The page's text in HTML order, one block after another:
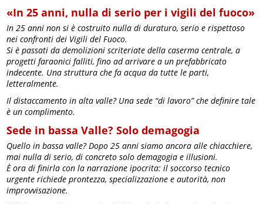
«In 25 anni, nulla di serio per i vigili del fuoco»
In 25 anni non si è costruito nulla di duraturo, serio e rispettoso
nei confronti dei Vigili del Fuoco.
Si è passati da demolizioni scriteriate della caserma centrale, a
progetti faraonici falliti, fino ad arrivare a un prefabbricato
indecente. Una struttura che fa acqua da tutte le parti,
letteralmente.
Il distaccamento in alta valle? Una sede “di lavoro” che definire tale
è un complimento.
Sede in bassa Valle? Solo demagogia
Quello in bassa valle? Dopo 25 anni siamo ancora alle chiacchiere,
mai nulla di serio, di concreto solo demagogia e illusioni.
È ora di finirla con la narrazione ipocrita: il soccorso tecnico
urgente richiede prontezza, specializzazione e autorità, non
improvvisazione.